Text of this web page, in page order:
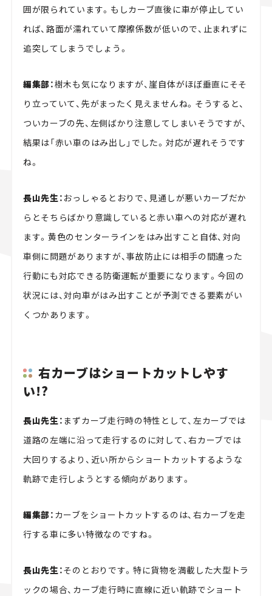
囲が限られています。もしカーブ直後に車が停止してい
れば、路面が濡れていて摩擦係数が低いので、止まれずに
追突してしまうでしょう。
編集部：樹木も気になりますが、崖自体がほぼ垂直にそそ
り立っていて、先がまったく見えませんね。そうすると、
ついカーブの先、左側ばかり注意してしまいそうですが、
結果は「赤い車のはみ出し」でした。対応が遅れそうです
ね。
長山先生： おっしゃるとおりで、見通しが悪いカーブだか
らとそちらばかり意識していると赤い車への対応が遅れ
ます。黄色のセンターラインをはみ出すこと自体、対向
車側に問題がありますが、事故防止には相手の間違った
行動にも対応できる防衛運転が重要になります。今回の
状況には、対向車がはみ出すことが予測できる要素がい
くつかあります。
右カーブはショートカットしやす
い!?
長山先生： まずカーブ走行時の特性として、左カーブでは
道路の左端に沿って走行するのに対して、右カーブでは
大回りするより、近い所からショートカットするような
軌跡で走行しようとする傾向があります。
編集部： カーブをショートカットするのは、右カーブを走
行する車に多い特徴なのですね。
長山先生：そのとおりです。特に貨物を満載した大型トラ
ックの場合、カーブ走行時に直線に近い軌跡でショート